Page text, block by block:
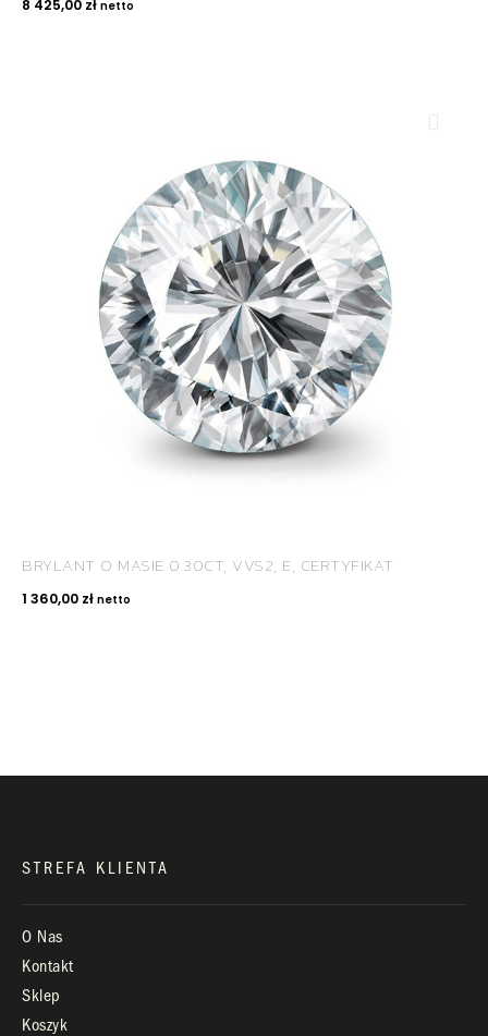
8 425,00 zł netto
BRYLANT O MASIE 0.30CT, VVS2, E, CERTYFIKAT
1 360,00 zł netto
ROYAL DIAMONDS
Diamenty | Biżuteria | Kamienie dla jubilerów
SALON SPRZEDAŻY
KONTAKT
STREFA KLIENTA
O Nas
Kontakt
Sklep
Koszyk